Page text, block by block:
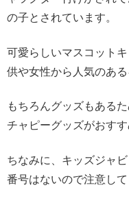
の子とされています。
可愛らしいマスコット
供や女性から人気のある
もちろんグッズもある
チャピーグッズがおすす
ちなみに、キッズジャ
番号はないので注意して